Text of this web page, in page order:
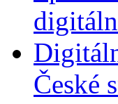
České